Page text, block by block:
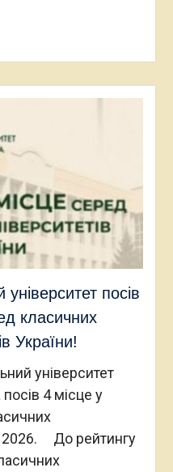
університет посів
класичних
України!
університет
4 місце у
2026. До рейтингу